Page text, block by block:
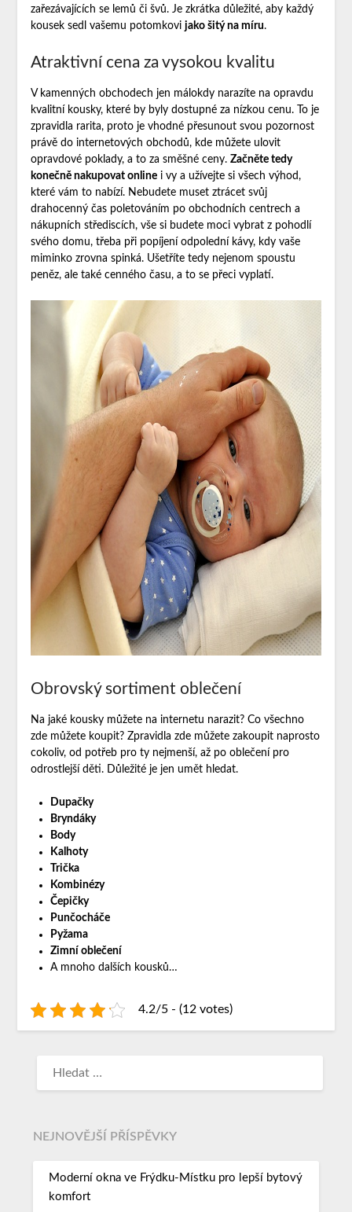
zařezávajících se lemů či švů. Je zkrátka důležité, aby každý
kousek sedl vašemu potomkovi jako šitý na míru.
Atraktivní cena za vysokou kvalitu
V kamenných obchodech jen málokdy narazíte na opravdu
kvalitní kousky, které by byly dostupné za nízkou cenu. To je
zpravidla rarita, proto je vhodné přesunout svou pozornost
právě do internetových obchodů, kde můžete ulovit
opravdové poklady, a to za směšné ceny. Začněte tedy
konečně nakupovat onlinei vy a užívejte si všech výhod,
které vám to nabízí. Nebudete muset ztrácet svůj
drahocenný čas poletováním po obchodních centrech a
nákupních střediscích, vše si budete moci vybrat z pohodlí
svého domu, třeba při popíjení odpolední kávy, kdy vaše
miminko zrovna spinká. Ušetříte tedy nejenom spoustu
peněz, ale také cenného času, a to se přeci vyplatí.
Obrovský sortiment oblečení
Na jaké kousky můžete na internetu narazit? Co všechno
zde můžete koupit? Zpravidla zde můžete zakoupit naprosto
cokoliv, od potřeb pro ty nejmenší, až po oblečení pro
odrostlejší děti. Důležité je jen umět hledat.
Dupačky
Bryndáky
Body
Kalhoty
Trička
Kombinézy
Čepičky
Punčocháče
Pyžama
Zimní oblečení
A mnoho dalších kousků…
4.2/5 - (12 votes)
NEJNOVĚJŠÍ PŘÍSPĚVKY
Moderní okna ve Frýdku-Místku pro lepší bytový
komfort